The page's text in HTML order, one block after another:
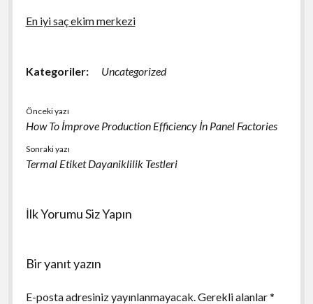
En iyi saç ekim merkezi
Kategoriler: Uncategorized
Önceki yazı
How To İmprove Production Efficiency İn Panel Factories
Sonraki yazı
Termal Etiket Dayaniklilik Testleri
İlk Yorumu Siz Yapın
Bir yanıt yazın
E-posta adresiniz yayınlanmayacak.Gerekli alanlar*